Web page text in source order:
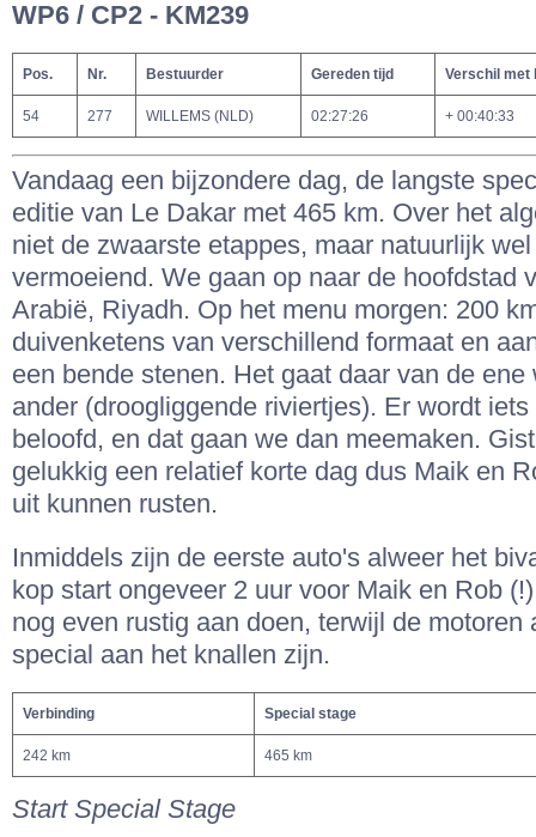
WP6 / CP2 - KM239
Pos. Nr. Bestuurder Gereden tijd Verschil met
54 277 WILLEMS (NLD) 02:27:26 + 00:40:33
Vandaag een bijzondere dag, de langste
editie van Le Dakar met 465 km. Over het
niet de zwaarste etappes, maar natuurlijk
vermoeiend. We gaan op naar de hoofdstad
Arabië, Riyadh. Op het menu morgen: 200
duivenketens van verschillend formaat en
een bende stenen. Het gaat daar van de ene
ander (droogliggende riviertjes). Er wordt
beloofd, en dat gaan we dan meemaken.
gelukkig een relatief korte dag dus Maik en
uit kunnen rusten.
Inmiddels zijn de eerste auto's alweer het
kop start ongeveer 2 uur voor Maik en Rob
nog even rustig aan doen, terwijl de motoren
special aan het knallen zijn.
Verbinding Special stage
242 km 465 km
Start Special Stage